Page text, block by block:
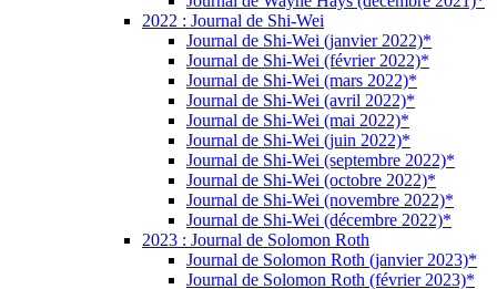
2022 : Journal de Shi-Wei
Journal de Shi-Wei (janvier 2022)*
Journal de Shi-Wei (février 2022)*
Journal de Shi-Wei (mars 2022)*
Journal de Shi-Wei (avril 2022)*
Journal de Shi-Wei (mai 2022)*
Journal de Shi-Wei (juin 2022)*
Journal de Shi-Wei (septembre 2022)*
Journal de Shi-Wei (octobre 2022)*
Journal de Shi-Wei (novembre 2022)*
Journal de Shi-Wei (décembre 2022)*
2023 : Journal de Solomon Roth
Journal de Solomon Roth (janvier 2023)*
Journal de Solomon Roth (février 2023)*